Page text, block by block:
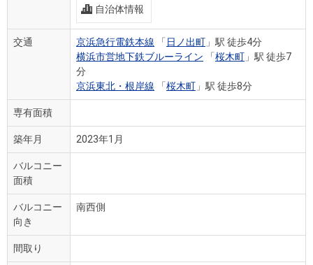
自治体情報
交通 京浜急行電鉄本線 「 日ノ出町 」駅 徒歩4分
横浜市営地下鉄ブルーライン 「桜木町 」駅 徒歩7
分
京浜東北・根岸線 「桜木町 」駅 徒歩8分
専有面積
築年月 2023年1月
バルコニー
面積
バルコニー
向き
南西側
間取り